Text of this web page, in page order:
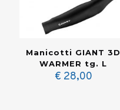
Manicotti GIANT 3D
WARMER tg. L
€ 28,00